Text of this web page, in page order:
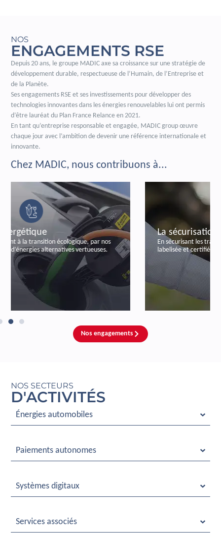
NOS
ENGAGEMENTS RSE
Depuis 20 ans, le groupe MADIC axe sa croissance sur une stratégie de
développement durable, respectueuse de l’Humain, de l’Entreprise et
de la Planète.
Ses engagements RSE et ses investissements pour développer des
technologies innovantes dans les énergies renouvelables lui ont permis
d’être lauréat du Plan France Relance en 2021.
En tant qu’entreprise responsable et engagée, MADIC group œuvre
chaque jour avec l’ambition de devenir une référence internationale et
innovante.
Chez MADIC, nous contribuons à...
La sécurisation bancaire
En sécurisant les transactions bancaires, par notre offre
labelisée et certifiée de paiements autonomes.
Nos engagements
NOS SECTEURS
D'ACTIVITÉS
Énergies automobiles
Paiements autonomes
Systèmes digitaux
Services associés